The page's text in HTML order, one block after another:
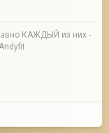
КАЖДЫЙ из них -